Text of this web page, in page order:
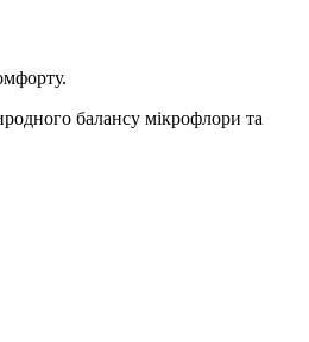
балансу мікрофлори та